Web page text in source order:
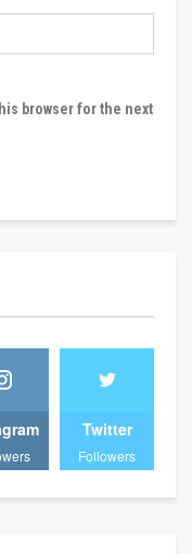
browser for the next
Twitter
Followers